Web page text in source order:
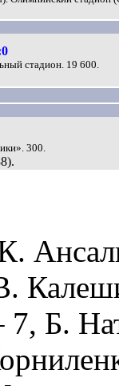
стадион. 19 600.
300.
7, Б.